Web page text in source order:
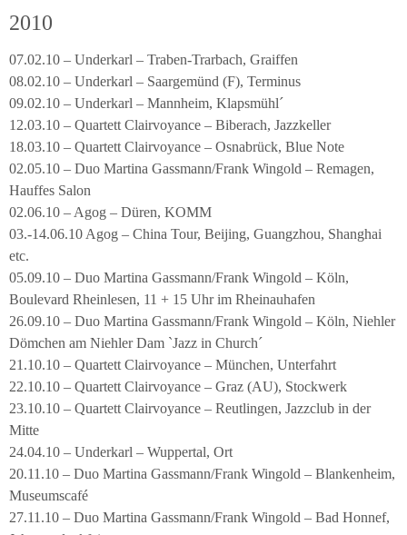
2010
07.02.10 – Underkarl – Traben-Trarbach, Graiffen
08.02.10 – Underkarl – Saargemünd (F), Terminus
09.02.10 – Underkarl – Mannheim, Klapsmühl´
12.03.10 – Quartett Clairvoyance – Biberach, Jazzkeller
18.03.10 – Quartett Clairvoyance – Osnabrück, Blue Note
02.05.10 – Duo Martina Gassmann/Frank Wingold – Remagen,
Hauffes Salon
02.06.10 – Agog – Düren, KOMM
03.-14.06.10 Agog – China Tour, Beijing, Guangzhou, Shanghai
etc.
05.09.10 – Duo Martina Gassmann/Frank Wingold – Köln,
Boulevard Rheinlesen, 11 + 15 Uhr im Rheinauhafen
26.09.10 – Duo Martina Gassmann/Frank Wingold – Köln, Niehler
Dömchen am Niehler Dam `Jazz in Church´
21.10.10 – Quartett Clairvoyance – München, Unterfahrt
22.10.10 – Quartett Clairvoyance – Graz (AU), Stockwerk
23.10.10 – Quartett Clairvoyance – Reutlingen, Jazzclub in der
Mitte
24.04.10 – Underkarl – Wuppertal, Ort
20.11.10 – Duo Martina Gassmann/Frank Wingold – Blankenheim,
Museumscafé
27.11.10 – Duo Martina Gassmann/Frank Wingold – Bad Honnef,